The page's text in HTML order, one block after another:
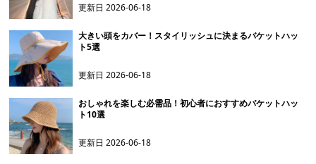
更新日2026-06-18
大きい頭をカバー！スタイリッシュに決まるバケットハッ
ト5選
更新日2026-06-18
おしゃれを楽しむ必需品！初心者におすすめバケットハッ
ト10選
更新日2026-06-18